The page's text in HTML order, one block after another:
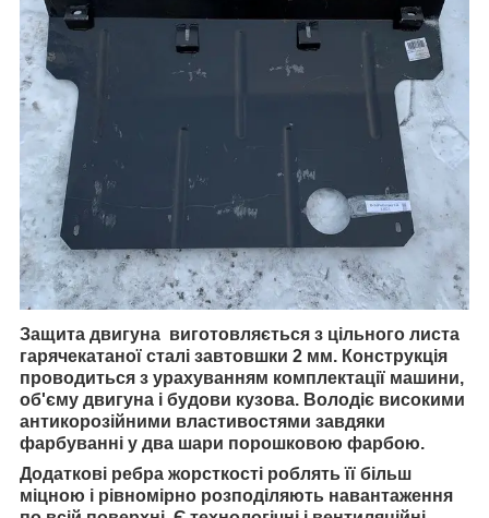
Защита двигуна виготовляється з цільного листа
гарячекатаної сталі завтовшки 2 мм. Конструкція
проводиться з урахуванням комплектації машини,
об'єму двигуна і будови кузова. Володіє високими
антикорозійними властивостями завдяки
фарбуванні у два шари порошковою фарбою.
Додаткові ребра жорсткості роблять її більш
міцною і рівномірно розподіляють навантаження